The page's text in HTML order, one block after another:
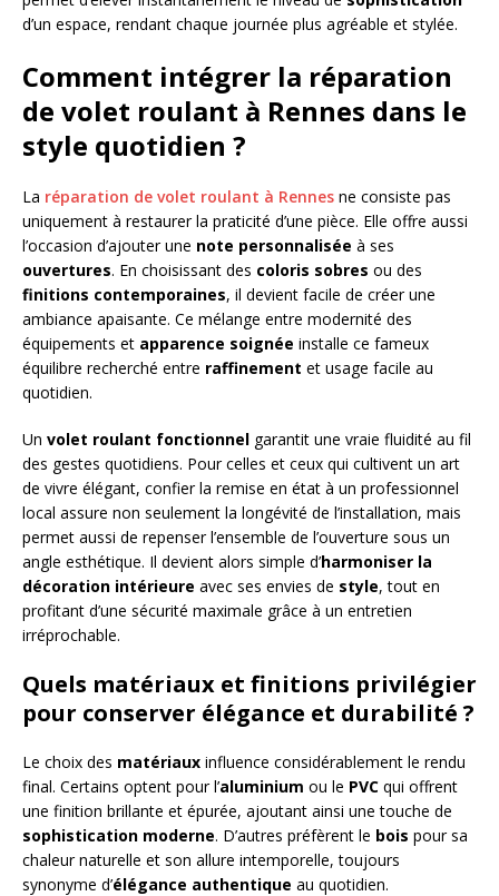
d’un espace, rendant chaque journée plus agréable et stylée.
Comment intégrer la réparation
de volet roulant à Rennes dans le
style quotidien ?
La réparation de volet roulant à Rennes ne consiste pas
uniquement à restaurer la praticité d’une pièce. Elle offre aussi
l’occasion d’ajouter une note personnalisée à ses
ouvertures. En choisissant des coloris sobres ou des
finitions contemporaines, il devient facile de créer une
ambiance apaisante. Ce mélange entre modernité des
équipements et apparence soignée installe ce fameux
équilibre recherché entre raffinement et usage facile au
quotidien.
Un volet roulant fonctionnel garantit une vraie fluidité au fil
des gestes quotidiens. Pour celles et ceux qui cultivent un art
de vivre élégant, confier la remise en état à un professionnel
local assure non seulement la longévité de l’installation, mais
permet aussi de repenser l’ensemble de l’ouverture sous un
angle esthétique. Il devient alors simple d’harmoniser la
décoration intérieure avec ses envies de style, tout en
profitant d’une sécurité maximale grâce à un entretien
irréprochable.
Quels matériaux et finitions privilégier
pour conserver élégance et durabilité ?
Le choix des matériaux influence considérablement le rendu
final. Certains optent pour l’aluminium ou le PVC qui offrent
une finition brillante et épurée, ajoutant ainsi une touche de
sophistication moderne. D’autres préfèrent le bois pour sa
chaleur naturelle et son allure intemporelle, toujours
synonyme d’élégance authentique au quotidien.